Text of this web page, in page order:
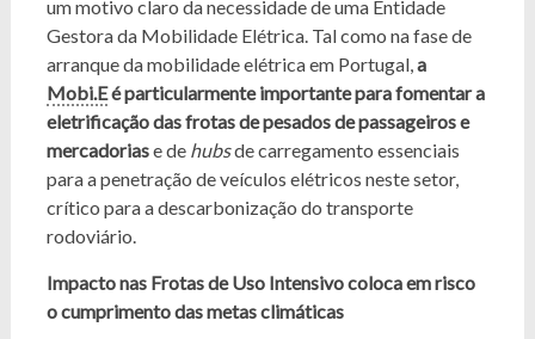
um motivo claro da necessidade de uma Entidade
Gestora da Mobilidade Elétrica. Tal como na fase de
arranque da mobilidade elétrica em Portugal,a
Mobi.Eé particularmente importante para fomentar a
eletrificação das frotas de pesados de passageiros e
mercadoriase de hubsde carregamento essenciais
para a penetração de veículos elétricos neste setor,
crítico para a descarbonização do transporte
rodoviário.
Impacto nas Frotas de Uso Intensivo coloca em risco
o cumprimento das metas climáticas